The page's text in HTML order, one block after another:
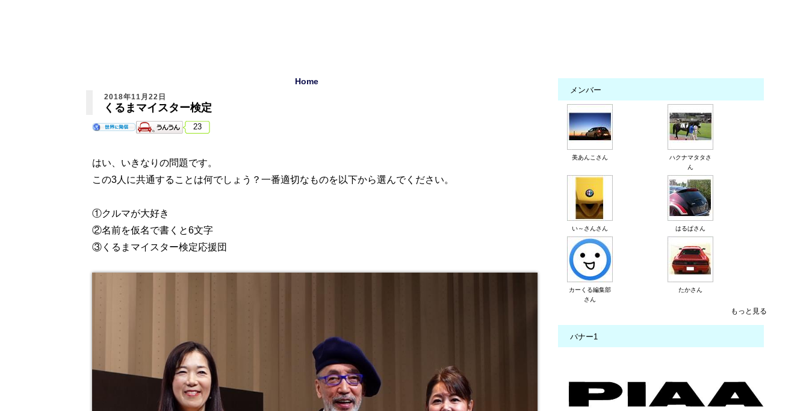
Home
2018年11月22日
くるまマイスター検定
23
はい、いきなりの問題です。
この3人に共通することは何でしょう？一番適切なものを以下から選んでください。
①クルマが大好き
②名前を仮名で書くと6文字
③くるまマイスター検定応援団
メンバー
美あんこさん
ハクナマタタさ
ん
い～さんさん はるぱさん
カーくる編集部
さん
たかさん
もっと見る
バナー1